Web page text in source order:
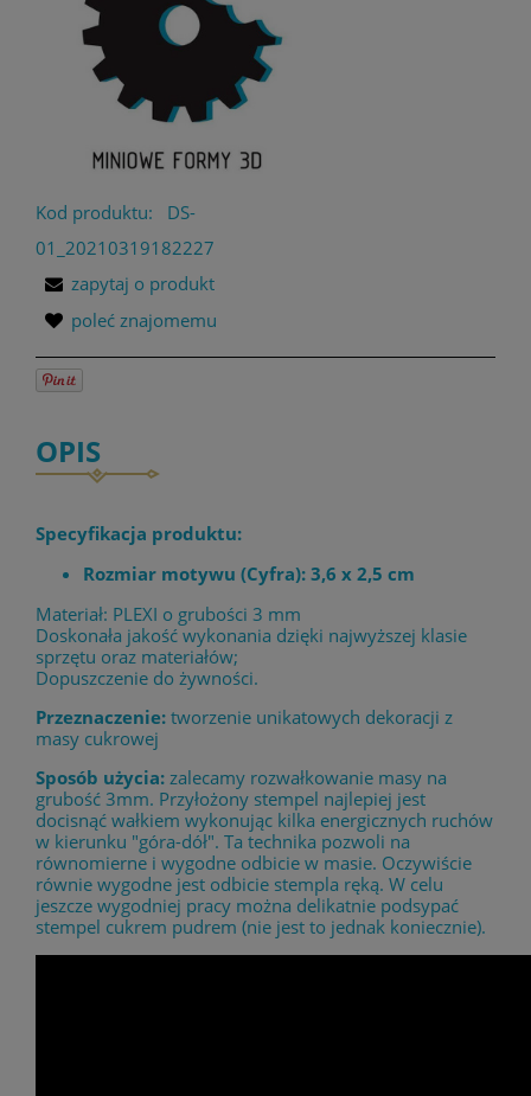
Kod produktu:
DS-
01_20210319182227
zapytaj o produkt
poleć znajomemu
OPIS
Specyfikacja produktu:
Rozmiar motywu (Cyfra): 3,6 x 2,5 cm
Materiał: PLEXI o grubości 3 mm
Doskonała jakość wykonania dzięki najwyższej klasie
sprzętu oraz materiałów;
Dopuszczenie do żywności.
Przeznaczenie: tworzenie unikatowych dekoracji z
masy cukrowej
Sposób użycia: zalecamy rozwałkowanie masy na
grubość 3mm. Przyłożony stempel najlepiej jest
docisnąć wałkiem wykonując kilka energicznych ruchów
w kierunku "góra-dół". Ta technika pozwoli na
równomierne i wygodne odbicie w masie. Oczywiście
równie wygodne jest odbicie stempla ręką. W celu
jeszcze wygodniej pracy można delikatnie podsypać
stempel cukrem pudrem (nie jest to jednak koniecznie).